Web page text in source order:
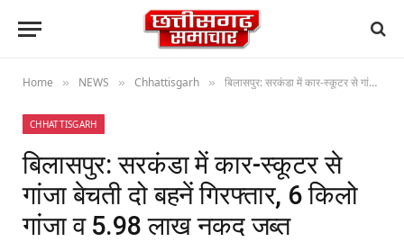
Home » NEWS » Chhattisgarh » बिलासपुर: सरकंडा में कार-स्कूटर से गांजा बेचती दो बहनें गिरफ्तार, 6 किलो गांजा व 5.98 लाख नकद जब्त
CHHATTISGARH
बिलासपुर: सरकंडा में कार-स्कूटर से
गांजा बेचती दो बहनें गिरफ्तार, 6 किलो
गांजा व 5.98 लाख नकद जब्त